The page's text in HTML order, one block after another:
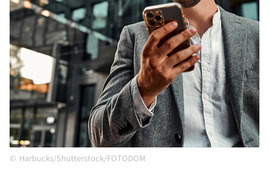
Harbucks/Shutterstock/FOTODOM